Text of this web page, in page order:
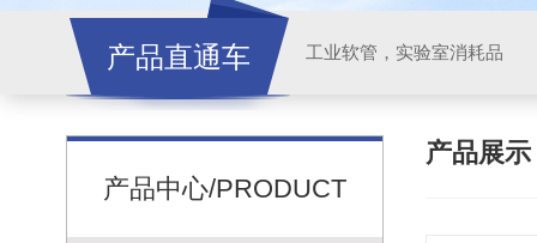
产品直通车 工业软管，实验室消耗品
产品中心/PRODUCT
产品展示